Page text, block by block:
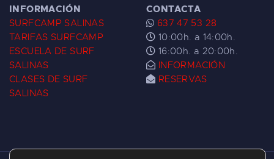
INFORMACIÓN
SURFCAMP SALINAS
TARIFAS SURFCAMP
ESCUELA DE SURF
SALINAS
CLASES DE SURF
SALINAS
CONTACTA
637 47 53 28
10:00h. a 14:00h.
16:00h. a 20:00h.
INFORMACIÓN
RESERVAS